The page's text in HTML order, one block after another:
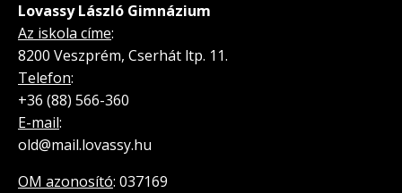
Lovassy László Gimnázium
Az iskola címe:
8200 Veszprém, Cserhát ltp. 11.
Telefon:
+36 (88) 566-360
E-mail:
old@mail.lovassy.hu
OM azonosító: 037169